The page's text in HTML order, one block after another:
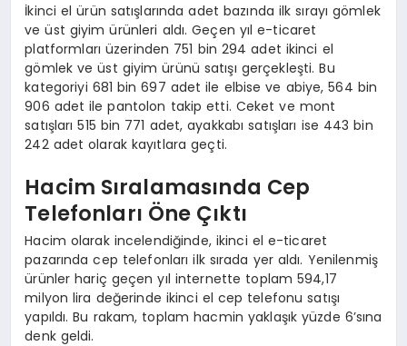
İkinci el ürün satışlarında adet bazında ilk sırayı gömlek
ve üst giyim ürünleri aldı. Geçen yıl e-ticaret
platformları üzerinden 751 bin 294 adet ikinci el
gömlek ve üst giyim ürünü satışı gerçekleşti. Bu
kategoriyi 681 bin 697 adet ile elbise ve abiye, 564 bin
906 adet ile pantolon takip etti. Ceket ve mont
satışları 515 bin 771 adet, ayakkabı satışları ise 443 bin
242 adet olarak kayıtlara geçti.
Hacim Sıralamasında Cep
Telefonları Öne Çıktı
Hacim olarak incelendiğinde, ikinci el e-ticaret
pazarında cep telefonları ilk sırada yer aldı. Yenilenmiş
ürünler hariç geçen yıl internette toplam 594,17
milyon lira değerinde ikinci el cep telefonu satışı
yapıldı. Bu rakam, toplam hacmin yaklaşık yüzde 6’sına
denk geldi.